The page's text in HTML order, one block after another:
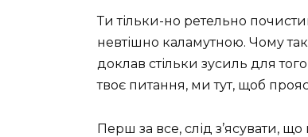
Ти тільки-но ретельно
невтішно каламутною. Чому
доклав стільки зусиль для
твоє питання, ми тут, щоб
Перш за все, слід з’ясувати,